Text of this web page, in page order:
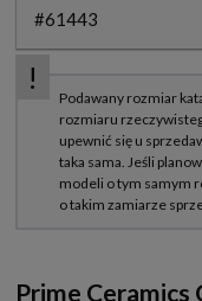
#61443
Prime